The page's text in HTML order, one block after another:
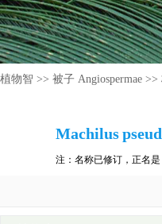
植物智 >> 被子 Angiospermae >>
Machilus
注：名称已修订，正名是